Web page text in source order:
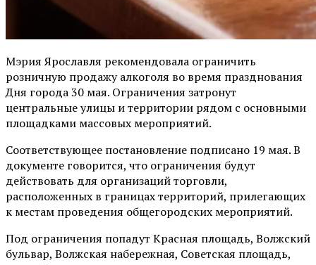
Мэрия Ярославля рекомендовала ограничить
розничную продажу алкоголя во время празднования
Дня города 30 мая. Ограничения затронут
центральные улицы и территории рядом с основными
площадками массовых мероприятий.
Соответствующее постановление подписано 19 мая. В
документе говорится, что ограничения будут
действовать для организаций торговли,
расположенных в границах территорий, прилегающих
к местам проведения общегородских мероприятий.
Под ограничения попадут Красная площадь, Волжский
бульвар, Волжская набережная, Советская площадь,